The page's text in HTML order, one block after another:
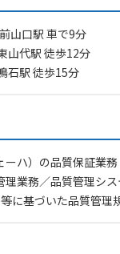
山口駅 車で9分
山代駅 徒歩12分
石駅 徒歩15分
ハ）の品質保証業務
業務／品質管理シ
に基づいた品質管理